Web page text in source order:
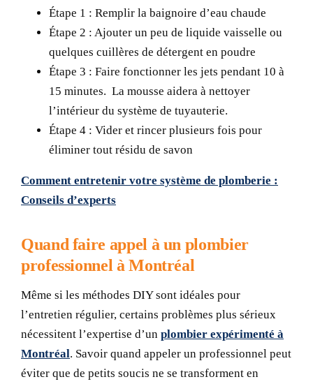
Étape 1 : Remplir la baignoire d’eau chaude
Étape 2 : Ajouter un peu de liquide vaisselle ou
quelques cuillères de détergent en poudre
Étape 3 : Faire fonctionner les jets pendant 10 à
15 minutes. La mousse aidera à nettoyer
l’intérieur du système de tuyauterie.
Étape 4 : Vider et rincer plusieurs fois pour
éliminer tout résidu de savon
Comment entretenir votre système de plomberie :
Conseils d’experts
Quand faire appel à un plombier
professionnel à Montréal
Même si les méthodes DIY sont idéales pour
l’entretien régulier, certains problèmes plus sérieux
nécessitent l’expertise d’un plombier expérimenté à
Montréal. Savoir quand appeler un professionnel peut
éviter que de petits soucis ne se transforment en